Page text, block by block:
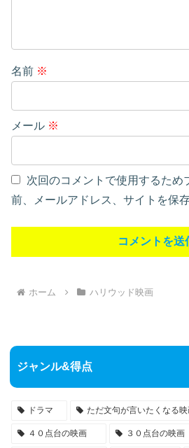
名前 ※
メール ※
次回のコメントで使用するため
前、メールアドレス、サイトを保存
ホーム ハリウッド映画
ジャンル&得点
ドラマ ただ文句が言いたくなる
４０点台の映画 ３０点台の映画